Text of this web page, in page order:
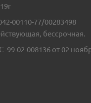
00110-77/00283498
бессрочная.
-99-02-008136 от 02